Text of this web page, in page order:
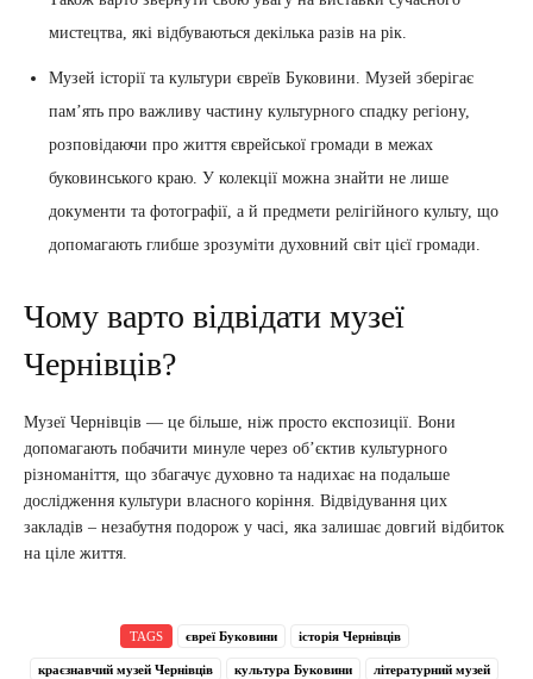
мистецтва, які відбуваються декілька разів на рік.
Музей історії та культури євреїв Буковини. Музей зберігає
пам’ять про важливу частину культурного спадку регіону,
розповідаючи про життя єврейської громади в межах
буковинського краю. У колекції можна знайти не лише
документи та фотографії, а й предмети релігійного культу, що
допомагають глибше зрозуміти духовний світ цієї громади.
Чому варто відвідати музеї
Чернівців?
Музеї Чернівців — це більше, ніж просто експозиції. Вони
допомагають побачити минуле через об’єктив культурного
різноманіття, що збагачує духовно та надихає на подальше
дослідження культури власного коріння. Відвідування цих
закладів – незабутня подорож у часі, яка залишає довгий відбиток
на ціле життя.
TAGS євреї Буковини історія Чернівців
краєзнавчий музей Чернівців культура Буковини літературний музей